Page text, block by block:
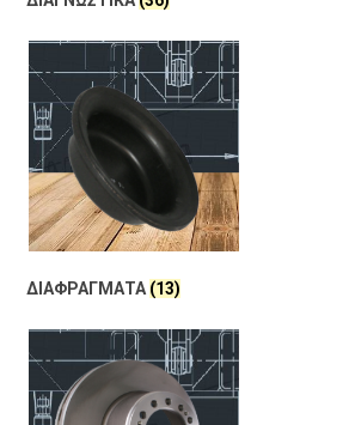
ΔΙΑΦΡΑΓΜΑΤΑ (13)